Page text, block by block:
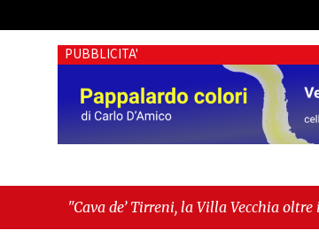
PUBBLICITA'
Tirreni, la Villa Vecchia oltre i vandali: il vero
seduta consiliare: “Serve chiarezza!”"